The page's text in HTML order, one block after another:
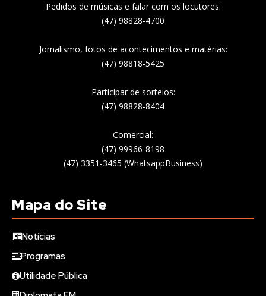
Pedidos de músicas e falar com os locutores:
(47) 98828-4700
Jornalismo, fotos de acontecimentos e matérias:
(47) 98818-5425
Participar de sorteios:
(47) 98828-8404
Comercial:
(47) 99966-8198
(47) 3351-3465 (WhatsappBusiness)
Mapa do Site
Notícias
Programas
Utilidade Pública